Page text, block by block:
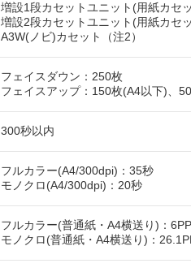
増設1段カセットユニット(用紙カセ
増設2段カセットユニット(用紙カセ
A3W(ノビ)カセット（注2）
フェイスダウン：250枚
フェイスアップ：150枚(A4以下)、
300秒以内
フルカラー(A4/300dpi)：35秒
モノクロ(A4/300dpi)：20秒
フルカラー(普通紙・A4横送り)：
モノクロ(普通紙・A4横送り)：